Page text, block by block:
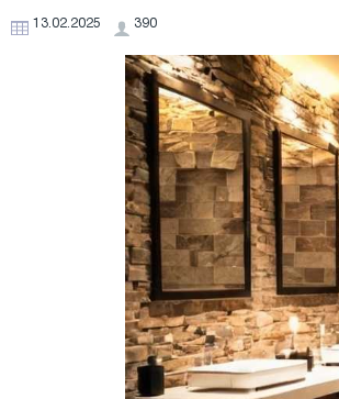
13.02.2025 390